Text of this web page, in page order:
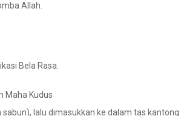
Allah.
Bela Rasa
Maha Kudus
lalu dimasukkan ke dalam tas kantong